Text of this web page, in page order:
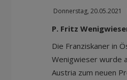
Donnerstag, 20.05.2021
P. Fritz
Die Franziskaner in
Wenigwieser wurde
Austria zum neuen